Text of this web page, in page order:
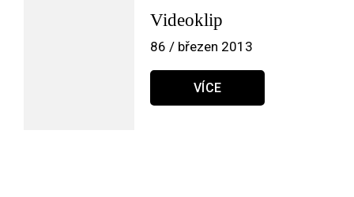
Videoklip
86 / březen 2013
VÍCE